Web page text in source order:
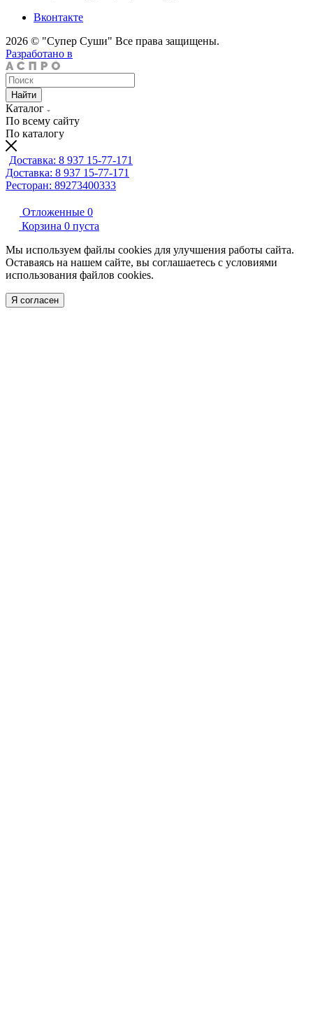
Вконтакте
2026 © "Супер Суши" Все права защищены.
Разработано в
Найти
Каталог
По всему сайту
По каталогу
Доставка: 8 937 15-77-171
Доставка: 8 937 15-77-171
Ресторан: 89273400333
Отложенные 0
Корзина 0 пуста
Мы используем файлы cookies для улучшения работы сайта.
Оставаясь на нашем сайте, вы соглашаетесь с условиями
использования файлов cookies.
Я согласен